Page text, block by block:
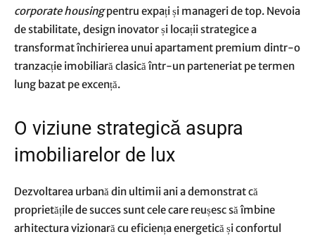
corporate housingpentru expați și manageri de top. Nevoia
de stabilitate, design inovator și locații strategice a
transformat închirierea unui apartament premium dintr-o
tranzacție imobiliară clasică într-un parteneriat pe termen
lung bazat pe excență.
O viziune strategică asupra
imobiliarelor de lux
Dezvoltarea urbană din ultimii ani a demonstrat că
proprietățile de succes sunt cele care reușesc să îmbine
arhitectura vizionară cu eficiența energetică și confortul